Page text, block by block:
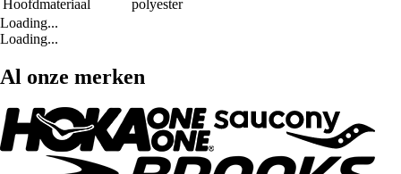
Hoofdmateriaal
polyester
Loading...
Loading...
Al onze merken